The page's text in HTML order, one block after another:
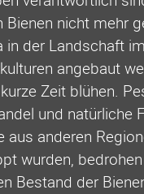
Bienen nicht mehr
in der Landschaft
angebaut
Zeit blühen.
und natürliche
aus anderen
wurden, bedrohen
Bestand der